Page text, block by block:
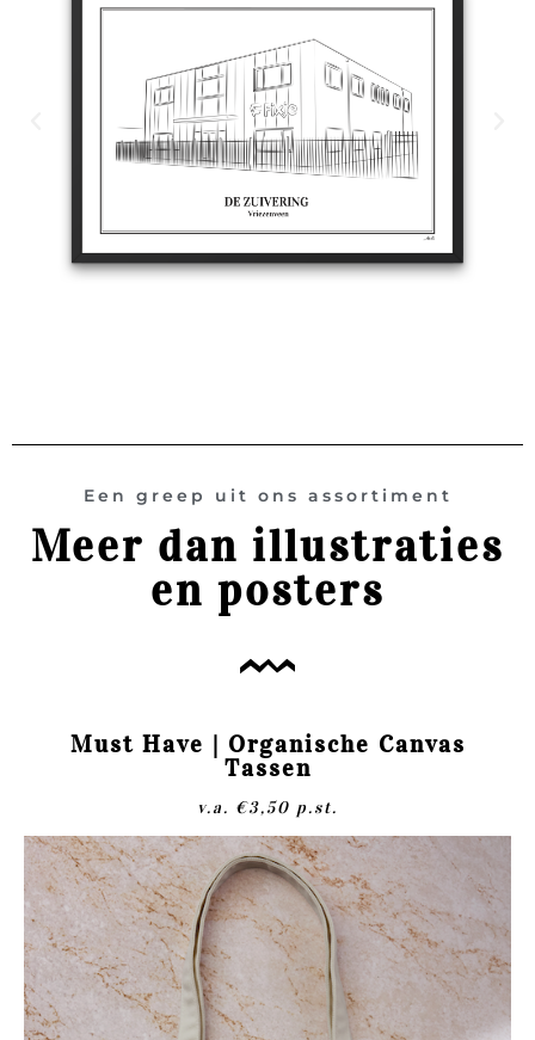
Een greep uit ons assortiment
Meer dan illustraties
en posters
Must Have | Organische Canvas
Tassen
v.a. €3,50 p.st.